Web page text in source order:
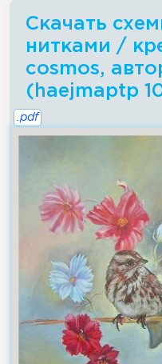
Скачать
нитками /
cosmos,
(haejmaptp
.pdf